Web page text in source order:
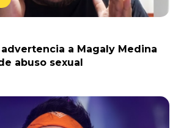
a Magaly Medina
abuso sexual